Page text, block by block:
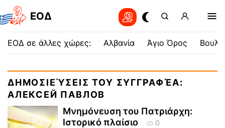
EOΔ
ΕΟΔ σε άλλες χώρες: Αλβανία Άγιο Όρος
ΔΗΜΟΣΙΕΎΣΕΙΣ ΤΟΥ ΣΥΓΓΡΑΦΈΑ:
АЛЕКСЕЙ ПАВЛОВ
Μνημόνευση του Πατριάρχη:
Ιστορικό πλαίσιο
0